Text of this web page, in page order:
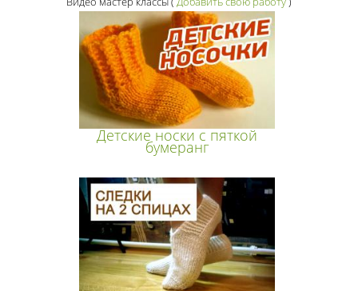
Детские носки с пяткой
бумеранг